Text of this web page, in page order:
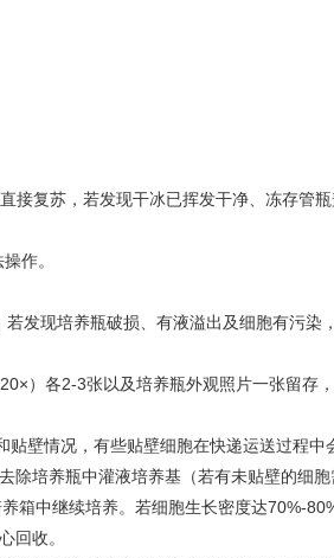
接复苏，若发现干冰已挥发干净、冻存管
作。
发现培养瓶破损、有液溢出及细胞有污染
）各2-3张以及培养瓶外观照片一张留存
壁情况，有些贴壁细胞在快递运送过程中
除培养瓶中灌液培养基（若有未贴壁的细
箱中继续培养。若细胞生长密度达70%-
回收。